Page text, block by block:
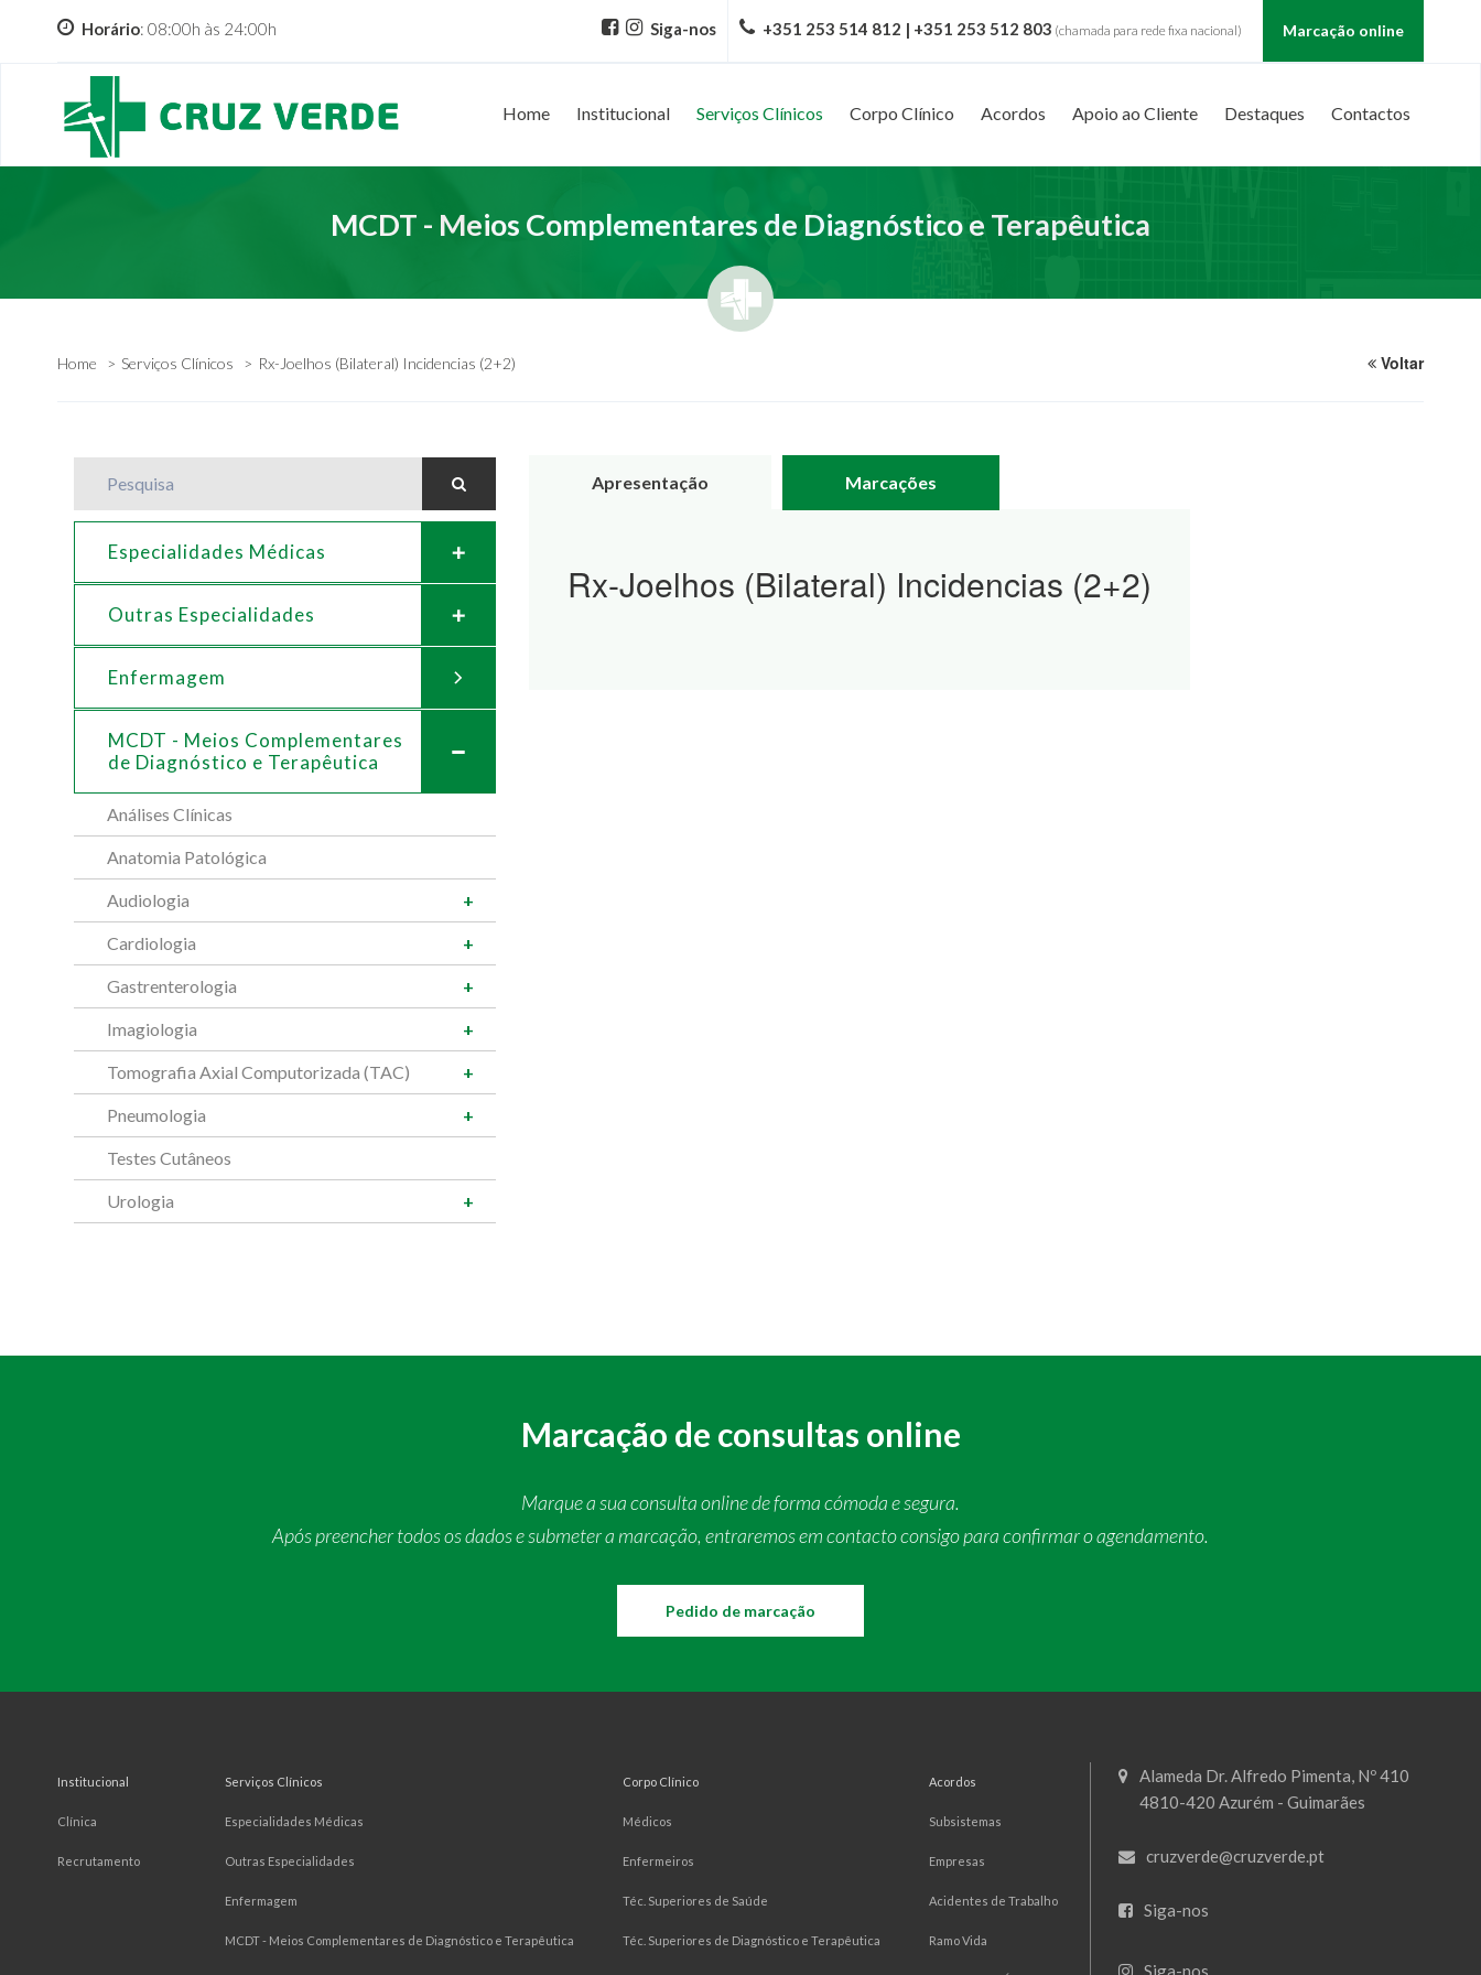
Horário: 08:00h às 24:00h Siga-nos +351 253 514 812 | +351 253 512 803 (chamada para rede fixa nacional) Marcação online
Home Institucional Serviços Clínicos Corpo Clínico Acordos Apoio ao Cliente Destaques Contactos
MCDT - Meios Complementares de Diagnóstico e Terapêutica
Home Serviços Clínicos Rx-Joelhos (Bilateral) Incidencias (2+2) Voltar
Especialidades Médicas
Outras Especialidades
Enfermagem
MCDT - Meios Complementares
de Diagnóstico e Terapêutica
Análises Clínicas
Anatomia Patológica
Audiologia
Cardiologia
Gastrenterologia
Imagiologia
Tomografia Axial Computorizada (TAC)
Pneumologia
Testes Cutâneos
Urologia
Apresentação Marcações
Rx-Joelhos (Bilateral) Incidencias (2+2)
Marcação de consultas online
Marque a sua consulta online de forma cómoda e segura.
Após preencher todos os dados e submeter a marcação, entraremos em contacto consigo para confirmar o agendamento.
Pedido de marcação
Institucional
Clínica
Recrutamento
Serviços Clínicos
Especialidades Médicas
Outras Especialidades
Enfermagem
MCDT - Meios Complementares de Diagnóstico e Terapêutica
Corpo Clínico
Médicos
Enfermeiros
Téc. Superiores de Saúde
Téc. Superiores de Diagnóstico e Terapêutica
Acordos
Subsistemas
Empresas
Acidentes de Trabalho
Ramo Vida
Alameda Dr. Alfredo Pimenta, Nº 410
4810-420 Azurém - Guimarães
cruzverde@cruzverde.pt
Siga-nos
Siga-nos